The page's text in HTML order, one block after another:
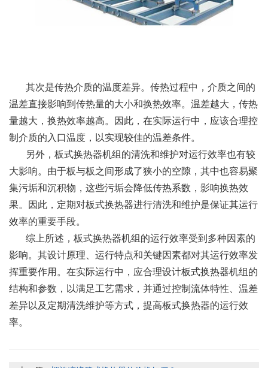
其次是传热介质的温度差异。传热过程中，介质之间的
温差直接影响到传热量的大小和换热效率。温差越大，传热
量越大，换热效率越高。因此，在实际运行中，应该合理控
制介质的入口温度，以实现较佳的温差条件。
另外，板式换热器机组的清洗和维护对运行效率也有较
大影响。由于板与板之间形成了狭小的空隙，其中也容易聚
集污垢和沉积物，这些污垢会降低传热系数，影响换热效
果。因此，定期对板式换热器进行清洗和维护是保证其运行
效率的重要手段。
综上所述，板式换热器机组的运行效率受到多种因素的
影响。其设计原理、运行特点和关键因素都对其运行效率发
挥重要作用。在实际运行中，应合理设计板式换热器机组的
结构和参数，以满足工艺需求，并通过控制流体特性、温差
差异以及定期清洗维护等方式，提高板式换热器的运行效
率。